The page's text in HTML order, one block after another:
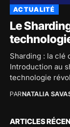
ACTUALITÉ
Le
Sharding : la clé
Introduction au
technologie
transparence et
PARNATALIA
ARTICLES